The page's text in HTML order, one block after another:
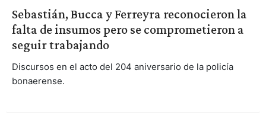
Sebastián, Bucca y Ferreyra reconocieron la
falta de insumos pero se comprometieron a
seguir trabajando
Discursos en el acto del 204 aniversario de la policía
bonaerense.